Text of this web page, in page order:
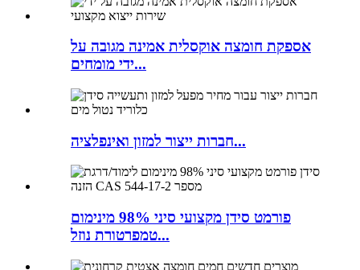
אספקת חומצה אוקסלית אמינה מגובה על
ידי מומחים...
חברות ייצור למזון ואינפלציה...
פורמט סידן מקצועי סיני 98% מינימום
טמפרטורת נוזל...